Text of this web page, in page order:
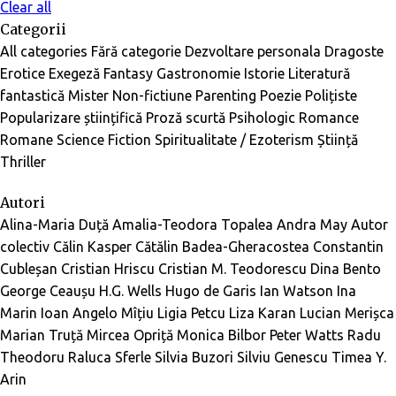
Clear all
Categorii
All categories Fără categorie Dezvoltare personala Dragoste
Erotice Exegeză Fantasy Gastronomie Istorie Literatură
fantastică Mister Non-fictiune Parenting Poezie Polițiste
Popularizare științifică Proză scurtă Psihologic Romance
Romane Science Fiction Spiritualitate / Ezoterism Știință
Thriller
Autori
Alina-Maria Duță Amalia-Teodora Topalea Andra May Autor
colectiv Călin Kasper Cătălin Badea-Gheracostea Constantin
Cubleșan Cristian Hriscu Cristian M. Teodorescu Dina Bento
George Ceaușu H.G. Wells Hugo de Garis Ian Watson Ina
Marin Ioan Angelo Mîțiu Ligia Petcu Liza Karan Lucian Merișca
Marian Truță Mircea Opriță Monica Bilbor Peter Watts Radu
Theodoru Raluca Sferle Silvia Buzori Silviu Genescu Timea Y.
Arin